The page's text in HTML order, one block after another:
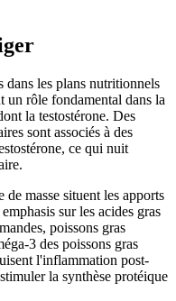
dans les plans nutritionnels
un rôle fondamental dans la
la testostérone. Des
sont associés à des
ce qui nuit
de masse situent les apports
sur les acides gras
poissons gras
3 des poissons gras
l'inflammation post-
la synthèse protéique